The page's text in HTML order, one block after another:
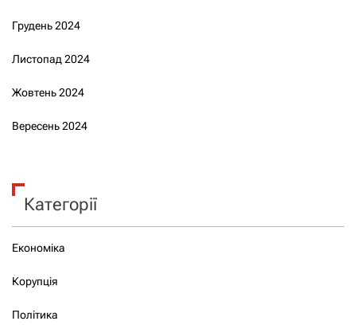
Грудень 2024
Листопад 2024
Жовтень 2024
Вересень 2024
Категорії
Економіка
Корупція
Політика